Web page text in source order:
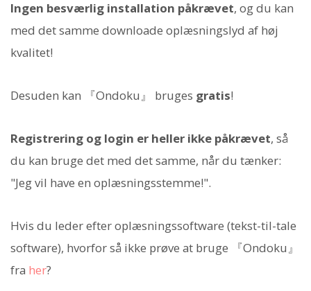
Ingen besværlig installation påkrævet, og du kan
med det samme downloade oplæsningslyd af høj
kvalitet!
Desuden kan 『Ondoku』 bruges gratis!
Registrering og login er heller ikke påkrævet, så
du kan bruge det med det samme, når du tænker:
"Jeg vil have en oplæsningsstemme!".
Hvis du leder efter oplæsningssoftware (tekst-til-tale
software), hvorfor så ikke prøve at bruge 『Ondoku』
fra her?